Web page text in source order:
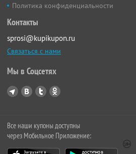
Политика конфиденциальности
Контакты
sprosi@kupikupon.ru
Связаться с нами
Мы в Соцсетях
Все наши купоны доступны
через Мобильное Приложение: